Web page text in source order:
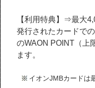
【利用特典】⇒最大
発行されたカードで
のWAON POINT（上
ます。
イオンJMBカードは